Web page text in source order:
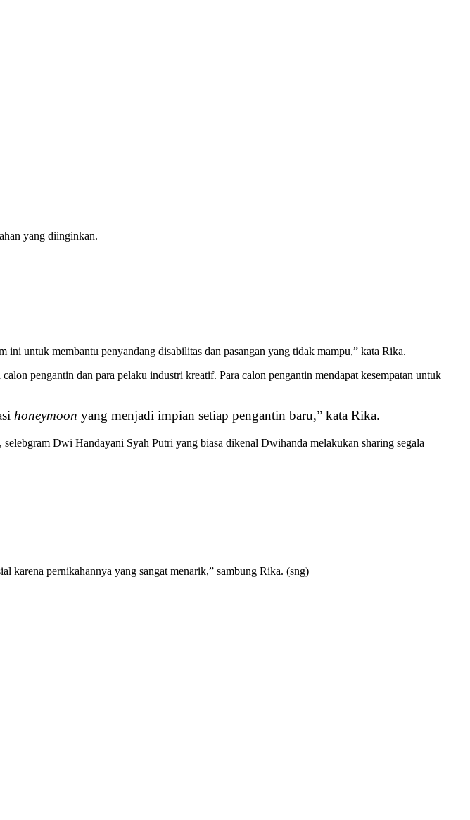
yang diinginkan.
untuk membantu penyandang disabilitas dan pasangan yang tidak mampu,” kata Rika.
pengantin dan para pelaku industri kreatif. Para calon pengantin mendapat kesempatan untuk
honeymoon yang menjadi impian setiap pengantin baru,” kata Rika.
selebgram Dwi Handayani Syah Putri yang biasa dikenal Dwihanda melakukan sharing segala
karena pernikahannya yang sangat menarik,” sambung Rika. (sng)